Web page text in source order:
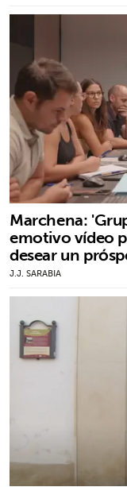
Marchena:
emotivo vídeo
desear un
J.J. SARABIA